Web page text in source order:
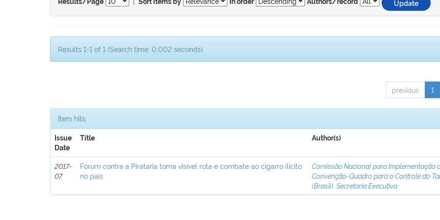
Results/Page Sort items by In order Authors/record
Results 1-1 of 1 (Search time: 0.002 seconds).
previous 1
Item hits:
Issue
Date
Title Author(s)
2017-
07
Fórum contra a Pirataria torna visível rota e combate ao cigarro ilícito
no país
Comissão Nacional para Implementação
Convenção-Quadro para o Controle do
(Brasil). Secretaria Executiva